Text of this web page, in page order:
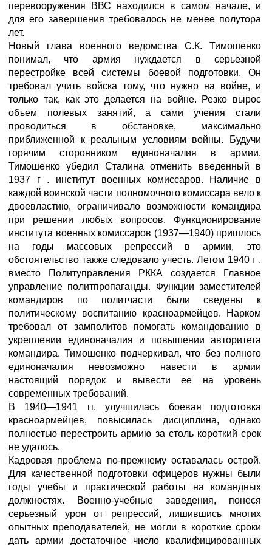
перевооружения ВВС находился в самом начале, и
для его завершения требовалось не менее полутора
лет.
Новый глава военного ведомства С.К. Тимошенко
понимал, что армия нуждается в серьезной
перестройке всей системы боевой подготовки. Он
требовал учить войска тому, что нужно на войне, и
только так, как это делается на войне. Резко вырос
объем полевых занятий, а сами учения стали
проводиться в обстановке, максимально
приближенной к реальным условиям войны. Будучи
горячим сторонником единоначалия в армии,
Тимошенко убедил Сталина отменить введенный в
1937 г . институт военных комиссаров. Наличие в
каждой воинской части полномочного комиссара вело к
двоевластию, ограничивало возможности командира
при решении любых вопросов. Функционирование
института военных комиссаров (1937—1940) пришлось
на годы массовых репрессий в армии, это
обстоятельство также следовало учесть. Летом 1940 г .
вместо Политуправления РККА создается Главное
управление политпропаганды. Функции заместителей
командиров по политчасти были сведены к
политическому воспитанию красноармейцев. Нарком
требовал от замполитов помогать командованию в
укреплении единоначалия и повышении авторитета
командира. Тимошенко подчеркивал, что без полного
единоначалия невозможно навести в армии
настоящий порядок и вывести ее на уровень
современных требований.
В 1940—1941 гг. улучшилась боевая подготовка
красноармейцев, повысилась дисциплина, однако
полностью перестроить армию за столь короткий срок
не удалось.
Кадровая проблема по-прежнему оставалась острой.
Для качественной подготовки офицеров нужны были
годы учебы и практической работы на командных
должностях. Военно-учебные заведения, понеся
серьезный урон от репрессий, лишившись многих
опытных преподавателей, не могли в короткие сроки
дать армии достаточное число квалифицированных